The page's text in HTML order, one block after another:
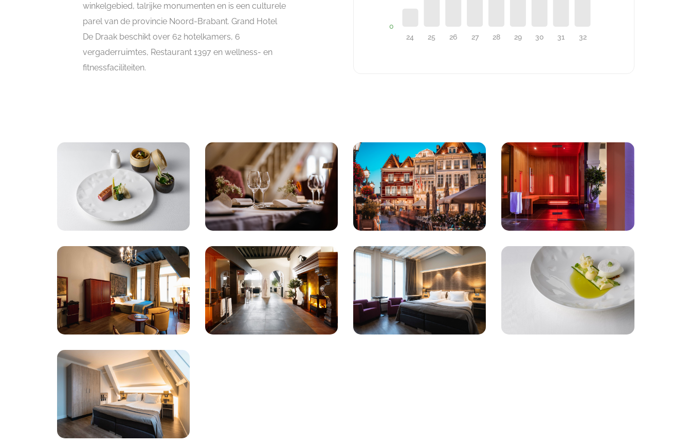
winkelgebied, talrijke monumenten en is een culturele
parel van de provincie Noord-Brabant. Grand Hotel
De Draak beschikt over 62 hotelkamers, 6
vergaderruimtes, Restaurant 1397 en wellness- en
fitnessfaciliteiten.